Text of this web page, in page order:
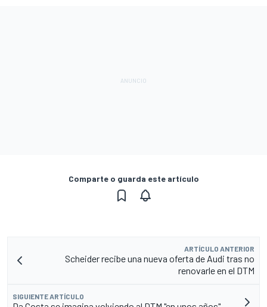
Comparte o guarda este artículo
ARTÍCULO ANTERIOR
Scheider recibe una nueva oferta de Audi tras no
renovarle en el DTM
SIGUIENTE ARTÍCULO